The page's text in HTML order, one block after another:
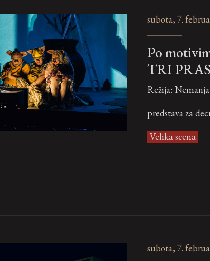
subota, 7.
Po
TRI
Režija:
predstava za
Velika scena
subota, 7.